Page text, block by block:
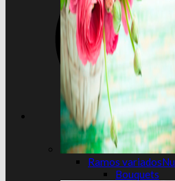
Ramos variados
Bouquets